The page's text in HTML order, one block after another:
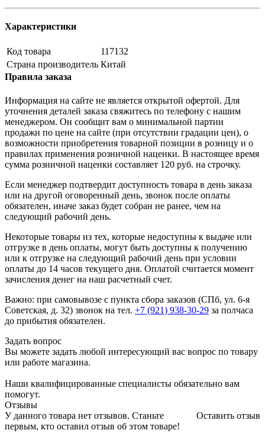
Характеристики
Код товара
117132
Страна производитель Китай
Правила заказа
Информация на сайте не является открытой офертой. Для
уточнения деталей заказа свяжитесь по телефону с нашим
менеджером. Он сообщит вам о минимальной партии
продажи по цене на сайте (при отсутствии градации цен), о
возможности приобретения товарной позиции в розницу и о
правилах применения розничной наценки. В настоящее время
сумма розничной наценки составляет 120 руб. на строчку.
Если менеджер подтвердит доступность товара в день заказа
или на другой оговоренный день, звонок после оплаты
обязателен, иначе заказ будет собран не ранее, чем на
следующий рабочий день.
Некоторые товары из тех, которые недоступны к выдаче или
отгрузке в день оплаты, могут быть доступны к получению
или к отгрузке на следующий рабочий день при условии
оплаты до 14 часов текущего дня. Оплатой считается момент
зачисления денег на наш расчетный счет.
Важно: при самовывозе с пункта сборa заказов (СПб, ул. 6-я
Советская, д. 32) звонок на тел. +7 (921) 938-30-29 за полчаса
до прибытия обязателен.
Задать вопрос
Вы можете задать любой интересующий вас вопрос по товару
или работе магазина.
Наши квалифицированные специалисты обязательно вам
помогут.
Отзывы
Оставить отзыв
У данного товара нет отзывов. Станьте
первым, кто оставил отзыв об этом товаре!